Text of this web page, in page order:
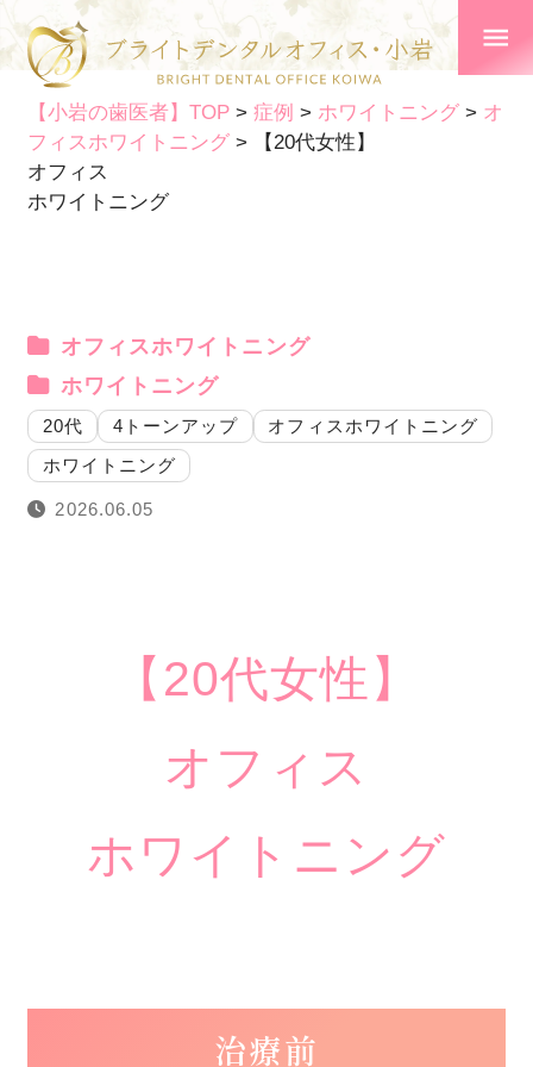
【小岩の歯医者】TOP> 症例 > ホワイトニング> オ
フィスホワイトニング>
【20代女性】
オフィス
ホワイトニング
オフィスホワイトニング
ホワイトニング
20代 4トーンアップ
オフィスホワイトニング
ホワイトニング
2026.06.05
【20代女性】
オフィス
ホワイトニング
治療前